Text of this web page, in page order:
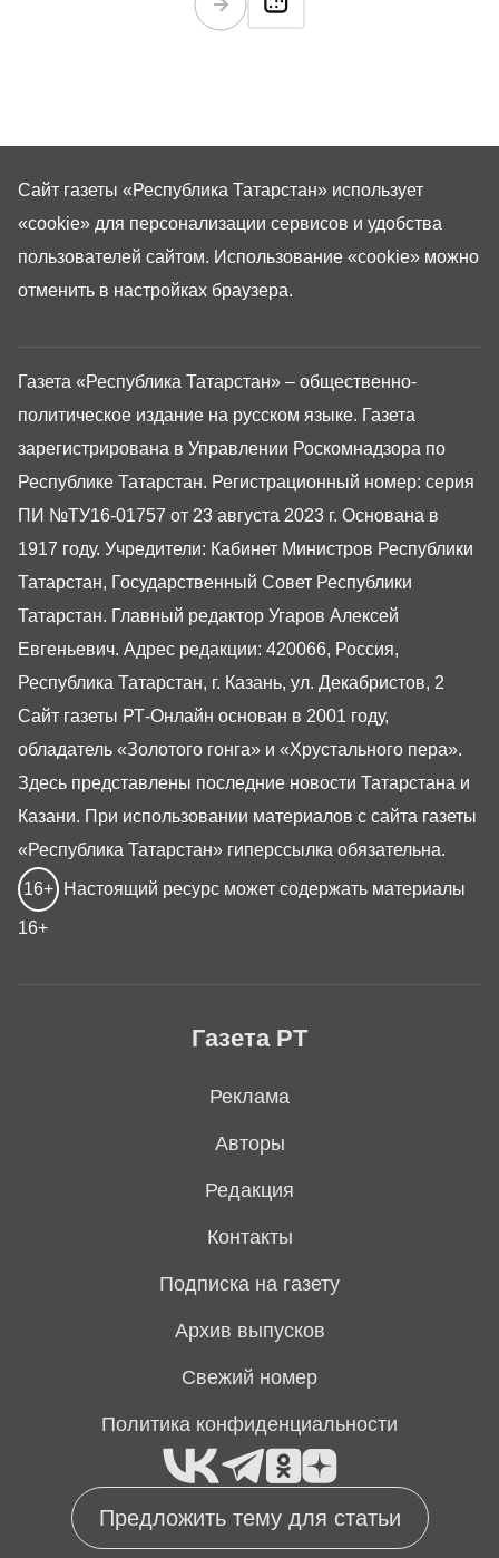
Предложить тему для статьи
Газета РТ
Реклама
Авторы
Редакция
Контакты
Подписка на газету
Архив выпусков
Свежий номер
Политика конфиденциальности
Газета «Республика Татарстан» – общественно-
политическое издание на русском языке. Газета
зарегистрирована в Управлении Роскомнадзора по
Республике Татарстан. Регистрационный номер: серия
ПИ №ТУ16-01757 от 23 августа 2023 г. Основана в
1917 году. Учредители: Кабинет Министров Республики
Татарстан, Государственный Совет Республики
Татарстан. Главный редактор Угаров Алексей
Евгеньевич. Адрес редакции: 420066, Россия,
Республика Татарстан, г. Казань, ул. Декабристов, 2
Сайт газеты РТ-Онлайн основан в 2001 году,
обладатель «Золотого гонга» и «Хрустального пера».
Здесь представлены последние новости Татарстана и
Казани. При использовании материалов с сайта газеты
«Республика Татарстан» гиперссылка обязательна.
16+ Настоящий ресурс может содержать материалы
16+
Сайт газеты «Республика Татарстан» использует
«cookie» для персонализации сервисов и удобства
пользователей сайтом. Использование «cookie» можно
отменить в настройках браузера.